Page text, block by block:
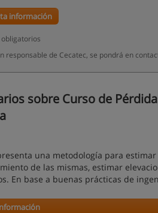
información
obligatorios
responsable de Cecatec, se pondrá en
sobre Curso de
una metodología para
de las mismas, estimar
En base a buenas prácticas de